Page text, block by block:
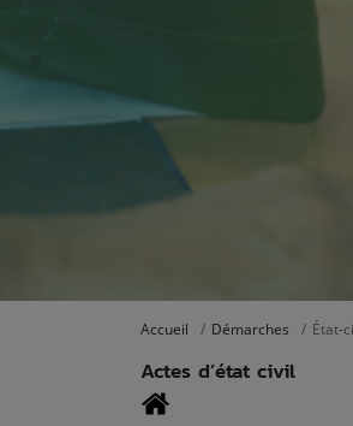
Accueil Démarches État-
Actes d’état civil